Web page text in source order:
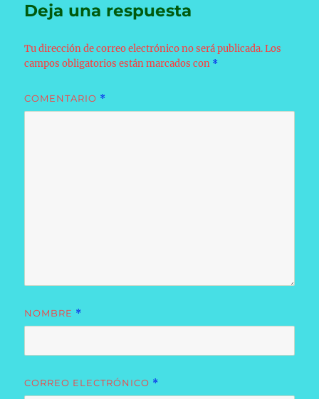
Deja una respuesta
Tu dirección de correo electrónico no será publicada. Los
campos obligatorios están marcados con *
COMENTARIO *
NOMBRE *
CORREO ELECTRÓNICO *